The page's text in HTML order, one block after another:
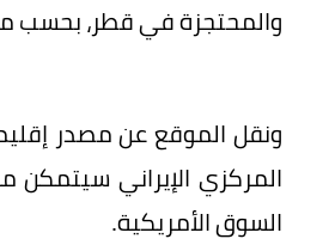
والمحتجزة في قطر،
المركزي الإيراني سيتمكن
السوق الأمريكية.